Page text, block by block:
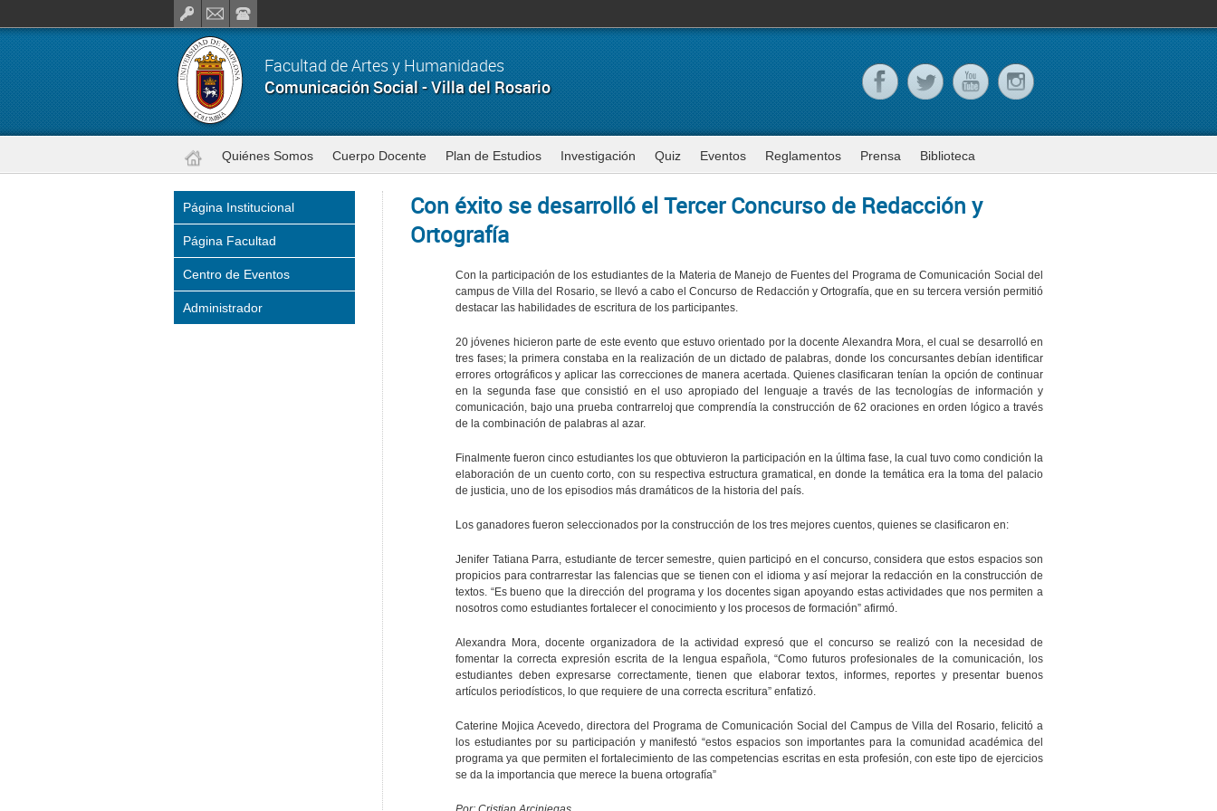
Facultad de Artes y Humanidades
Comunicación Social - Villa del Rosario
Quiénes Somos Cuerpo Docente Plan de Estudios Investigación Quiz Eventos Reglamentos Prensa Biblioteca
Página Institucional
Página Facultad
Centro de Eventos
Administrador
Con éxito se desarrolló el Tercer Concurso de Redacción y
Ortografía
Con la participación de los estudiantes de la Materia de Manejo de Fuentes del Programa de Comunicación Social del
campus de Villa del Rosario, se llevó a cabo el Concurso de Redacción y Ortografía, que en su tercera versión permitió
destacar las habilidades de escritura de los participantes.
20 jóvenes hicieron parte de este evento que estuvo orientado por la docente Alexandra Mora, el cual se desarrolló en
tres fases; la primera constaba en la realización de un dictado de palabras, donde los concursantes debían identificar
errores ortográficos y aplicar las correcciones de manera acertada. Quienes clasificaran tenían la opción de continuar
en la segunda fase que consistió en el uso apropiado del lenguaje a través de las tecnologías de información y
comunicación, bajo una prueba contrarreloj que comprendía la construcción de 62 oraciones en orden lógico a través
de la combinación de palabras al azar.
Finalmente fueron cinco estudiantes los que obtuvieron la participación en la última fase, la cual tuvo como condición la
elaboración de un cuento corto, con su respectiva estructura gramatical, en donde la temática era la toma del palacio
de justicia, uno de los episodios más dramáticos de la historia del país.
Los ganadores fueron seleccionados por la construcción de los tres mejores cuentos, quienes se clasificaron en:
Jenifer Tatiana Parra, estudiante de tercer semestre, quien participó en el concurso, considera que estos espacios son
propicios para contrarrestar las falencias que se tienen con el idioma y así mejorar la redacción en la construcción de
textos. “Es bueno que la dirección del programa y los docentes sigan apoyando estas actividades que nos permiten a
nosotros como estudiantes fortalecer el conocimiento y los procesos de formación” afirmó.
Alexandra Mora, docente organizadora de la actividad expresó que el concurso se realizó con la necesidad de
fomentar la correcta expresión escrita de la lengua española, “Como futuros profesionales de la comunicación, los
estudiantes deben expresarse correctamente, tienen que elaborar textos, informes, reportes y presentar buenos
artículos periodísticos, lo que requiere de una correcta escritura” enfatizó.
Caterine Mojica Acevedo, directora del Programa de Comunicación Social del Campus de Villa del Rosario, felicitó a
los estudiantes por su participación y manifestó “estos espacios son importantes para la comunidad académica del
programa ya que permiten el fortalecimiento de las competencias escritas en esta profesión, con este tipo de ejercicios
se da la importancia que merece la buena ortografía”